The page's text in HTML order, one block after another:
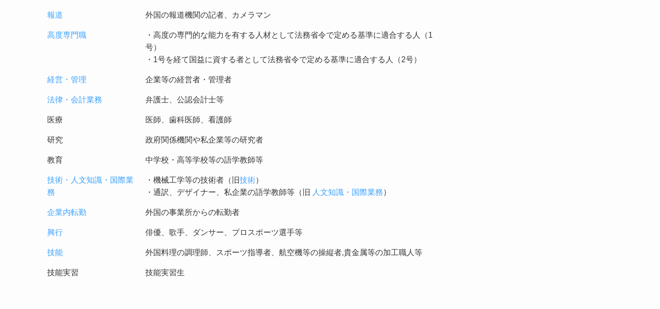
報道 外国の報道機関の記者、カメラマン
高度専門職
・高度の専門的な能力を有する人材として法務省令で定める基準に適合する人（1
号）
・1号を経て国益に資する者として法務省令で定める基準に適合する人（2号）
経営・管理 企業等の経営者・管理者
法律・会計業務 弁護士、公認会計士等
医療 医師、歯科医師、看護師
研究 政府関係機関や私企業等の研究者
教育 中学校・高等学校等の語学教師等
技術・人文知識・国際業
務
・機械工学等の技術者（旧技術）
・通訳、デザイナー、私企業の語学教師等（旧
人文知識・国際業務）
企業内転勤 外国の事業所からの転勤者
興行 俳優、歌手、ダンサー、プロスポーツ選手等
技能 外国料理の調理師、スポーツ指導者、航空機等の操縦者,貴金属等の加工職人等
技能実習 技能実習生